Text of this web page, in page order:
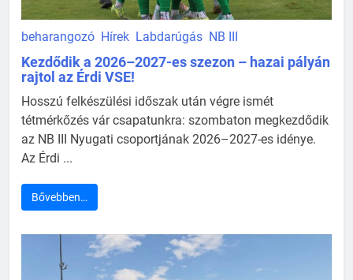
beharangozó Hírek Labdarúgás NB III
Kezdődik a 2026–2027-es szezon – hazai pályán
rajtol az Érdi VSE!
Hosszú felkészülési időszak után végre ismét
tétmérkőzés vár csapatunkra: szombaton megkezdődik
az NB III Nyugati csoportjának 2026–2027-es idénye.
Az Érdi ...
Bővebben…